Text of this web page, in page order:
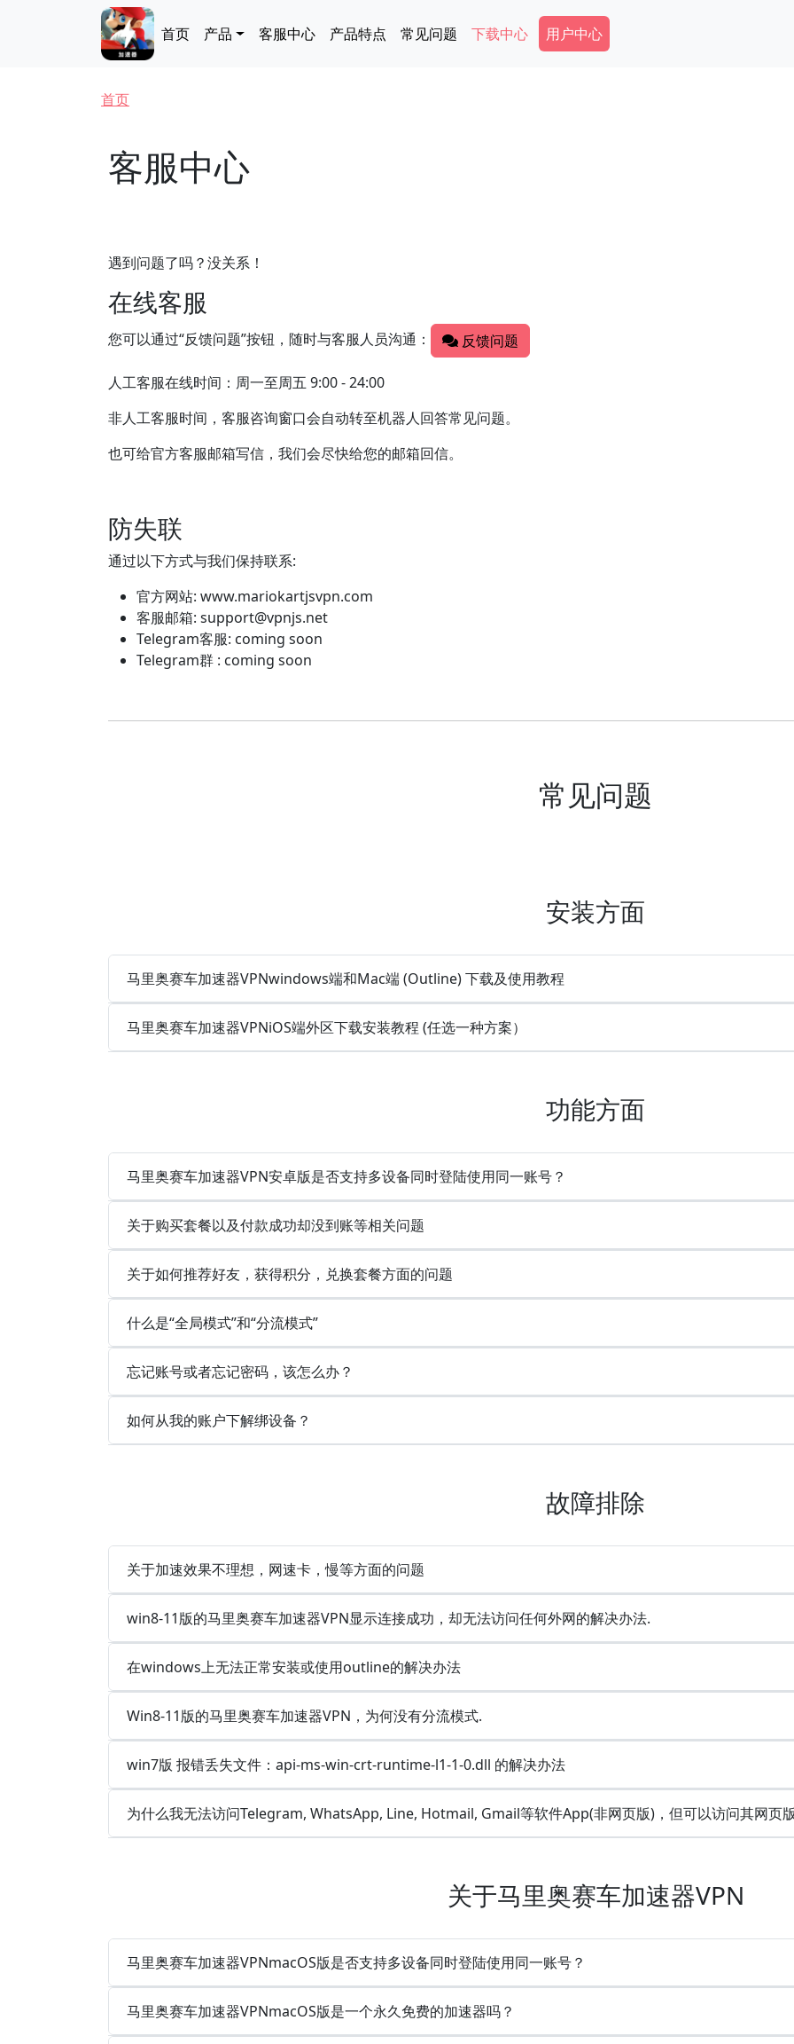
Main navigation
首页 产品 客服中心 产品特点 常见问题 下载中心 Secondary Menu
用户中心
面包屑
首页
客服中心
遇到问题了吗？没关系！
在线客服
您可以通过“反馈问题”按钮，随时与客服人员沟通： 反馈问题
人工客服在线时间：周一至周五 9:00 - 24:00
非人工客服时间，客服咨询窗口会自动转至机器人回答常见问题。
也可给官方客服邮箱写信，我们会尽快给您的邮箱回信。
防失联
通过以下方式与我们保持联系:
官方网站: www.mariokartjsvpn.com
客服邮箱: support@vpnjs.net
Telegram客服: coming soon
Telegram群 : coming soon
常见问题
安装方面
马里奥赛车加速器VPNwindows端和Mac端 (Outline) 下载及使用教程
马里奥赛车加速器VPNiOS端外区下载安装教程 (任选一种方案）
功能方面
马里奥赛车加速器VPN安卓版是否支持多设备同时登陆使用同一账号？
关于购买套餐以及付款成功却没到账等相关问题
关于如何推荐好友，获得积分，兑换套餐方面的问题
什么是“全局模式”和“分流模式”
忘记账号或者忘记密码，该怎么办？
如何从我的账户下解绑设备？
故障排除
关于加速效果不理想，网速卡，慢等方面的问题
win8-11版的马里奥赛车加速器VPN显示连接成功，却无法访问任何外网的解决办法.
在windows上无法正常安装或使用outline的解决办法
Win8-11版的马里奥赛车加速器VPN，为何没有分流模式.
win7版 报错丢失文件：api-ms-win-crt-runtime-l1-1-0.dll 的解决办法
为什么我无法访问Telegram, WhatsApp, Line, Hotmail, Gmail等软件App(非网页版)，但可以访问其网页
关于马里奥赛车加速器VPN
马里奥赛车加速器VPNmacOS版是否支持多设备同时登陆使用同一账号？
马里奥赛车加速器VPNmacOS版是一个永久免费的加速器吗？